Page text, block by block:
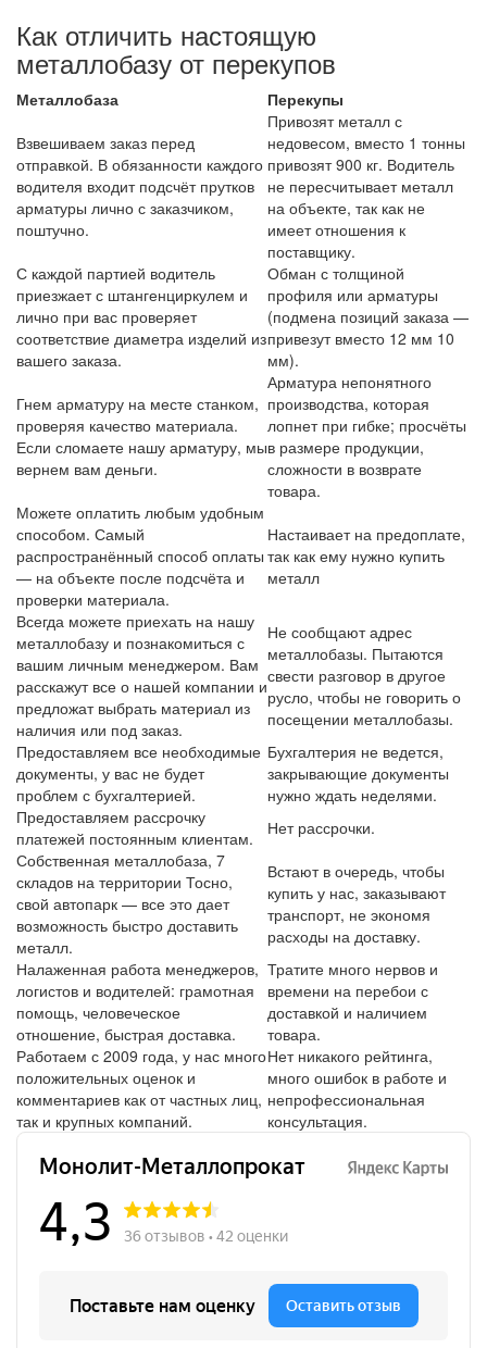
Как отличить настоящую
металлобазу от перекупов
Металлобаза
Перекупы
Взвешиваем заказ перед
отправкой. В обязанности каждого
водителя входит подсчёт прутков
арматуры лично с заказчиком,
поштучно.
Привозят металл с
недовесом, вместо 1 тонны
привозят 900 кг. Водитель
не пересчитывает металл
на объекте, так как не
имеет отношения к
поставщику.
С каждой партией водитель
приезжает с штангенциркулем и
лично при вас проверяет
соответствие диаметра изделий из
вашего заказа.
Обман с толщиной
профиля или арматуры
(подмена позиций заказа —
привезут вместо 12 мм 10
мм).
Гнем арматуру на месте станком,
проверяя качество материала.
Если сломаете нашу арматуру, мы
вернем вам деньги.
Арматура непонятного
производства, которая
лопнет при гибке; просчёты
в размере продукции,
сложности в возврате
товара.
Можете оплатить любым удобным
способом. Самый
распространённый способ оплаты
— на объекте после подсчёта и
проверки материала.
Настаивает на предоплате,
так как ему нужно купить
металл
Всегда можете приехать на нашу
металлобазу и познакомиться с
вашим личным менеджером. Вам
расскажут все о нашей компании и
предложат выбрать материал из
наличия или под заказ.
Не сообщают адрес
металлобазы. Пытаются
свести разговор в другое
русло, чтобы не говорить о
посещении металлобазы.
Предоставляем все необходимые
документы, у вас не будет
проблем с бухгалтерией.
Бухгалтерия не ведется,
закрывающие документы
нужно ждать неделями.
Предоставляем рассрочку
платежей постоянным клиентам.
Нет рассрочки.
Собственная металлобаза, 7
складов на территории Тосно,
свой автопарк — все это дает
возможность быстро доставить
металл.
Встают в очередь, чтобы
купить у нас, заказывают
транспорт, не экономя
расходы на доставку.
Налаженная работа менеджеров,
логистов и водителей: грамотная
помощь, человеческое
отношение, быстрая доставка.
Тратите много нервов и
времени на перебои с
доставкой и наличием
товара.
Работаем с 2009 года, у нас много
положительных оценок и
комментариев как от частных лиц,
так и крупных компаний.
Нет никакого рейтинга,
много ошибок в работе и
непрофессиональная
консультация.